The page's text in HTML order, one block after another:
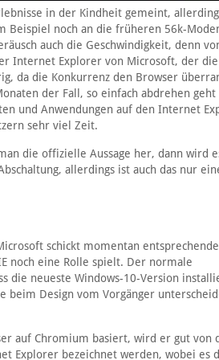
in der Kindheit gemeint,
Beispiel noch an die früheren 56k-
auch die Geschwindigkeit, denn
Internet Explorer von Microsoft, der
da die Konkurrenz den Browser
der Fall, so einfach abdrehen geht
und Anwendungen auf den Internet
sehr viel Zeit.
die offizielle Aussage her, dann wird
allerdings ist auch das nur
schickt momentan entsprechende
noch eine Rolle spielt. Der normale
die neueste Windows-10-Version
beim Design vom Vorgänger
auf Chromium basiert, wird er gut von
Explorer bezeichnet werden, wobei es